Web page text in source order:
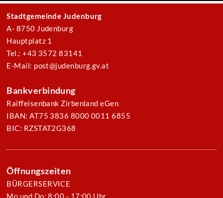
Stadtgemeinde Judenburg
A- 8750 Judenburg
Hauptplatz 1
Tel.: +43 3572 83141
E-Mail: post@judenburg.gv.at
Bankverbindung
Raiffeisenbank Zirbenland eGen
IBAN: AT75 3836 8000 0011 6855
BIC: RZSTAT2G368
Öffnungszeiten
BÜRGERSERVICE
Mo und Do: 8:00 - 17:00 Uhr